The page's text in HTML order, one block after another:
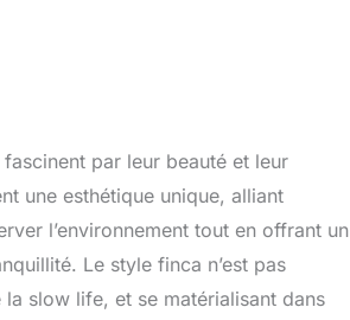
par leur beauté et leur
une esthétique unique, alliant
l’environnement tout en offrant un
Le style finca n’est pas
slow life, et se matérialisant dans